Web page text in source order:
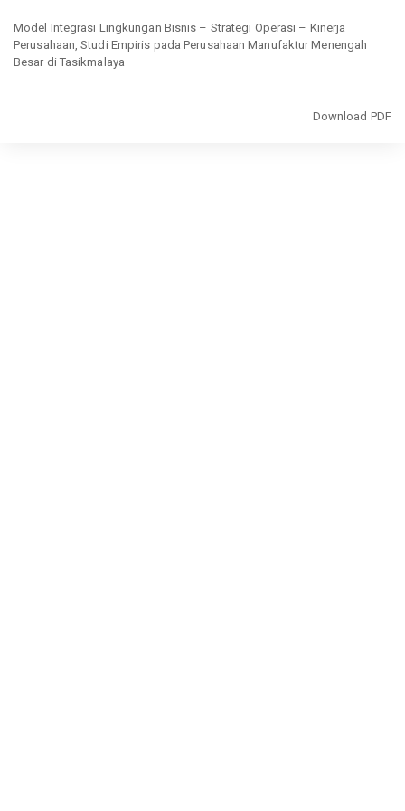
Article
Details
Model Integrasi Lingkungan Bisnis – Strategi Operasi – Kinerja
Perusahaan, Studi Empiris pada Perusahaan Manufaktur Menengah
Besar di Tasikmalaya
Download
Download PDF